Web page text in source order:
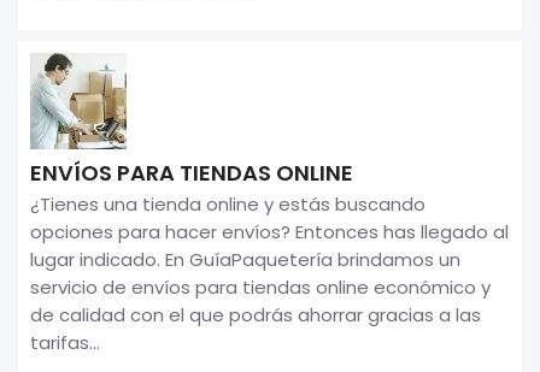
ENVÍOS PARA TIENDAS ONLINE
¿Tienes una tienda online y estás buscando
opciones para hacer envíos? Entonces has llegado al
lugar indicado. En GuíaPaquetería brindamos un
servicio de envíos para tiendas online económico y
de calidad con el que podrás ahorrar gracias a las
tarifas...